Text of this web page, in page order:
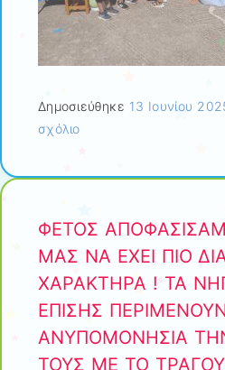
Δημοσιεύθηκε 13 Ιουνίου
σχόλιο
ΦΕΤΟΣ
ΜΑΣ ΝΑ ΕΧΕΙ ΠΙΟ
ΧΑΡΑΚΤΗΡΑ ! ΤΑ
ΕΠΙΣΗΣ
ΑΝΥΠΟΜΟΝΗΣΙΑ
ΤΟΥΣ ΜΕ ΤΟ